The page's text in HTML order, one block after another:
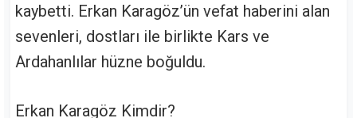
kaybetti. Erkan Karagöz’ün vefat haberini alan
sevenleri, dostları ile birlikte Kars ve
Ardahanlılar hüzne boğuldu.
Erkan Karagöz Kimdir?